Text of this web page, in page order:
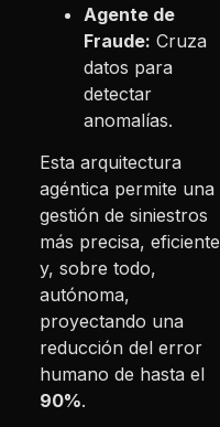
Agente de
Fraude: Cruza
datos para
detectar
anomalías.
Esta arquitectura
agéntica permite una
gestión de siniestros
más precisa, eficiente
y, sobre todo,
autónoma,
proyectando una
reducción del error
humano de hasta el
90%.